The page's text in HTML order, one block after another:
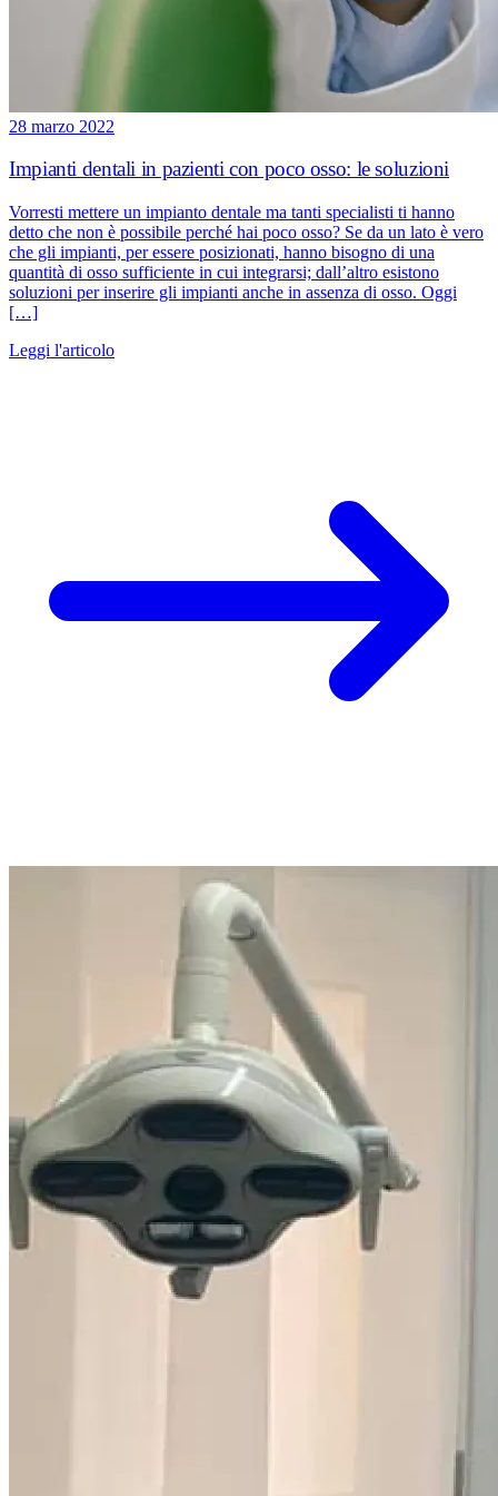
28 marzo 2022
Impianti dentali in pazienti con poco osso: le soluzioni
Vorresti mettere un impianto dentale ma tanti specialisti ti hanno
detto che non è possibile perché hai poco osso? Se da un lato è vero
che gli impianti, per essere posizionati, hanno bisogno di una
quantità di osso sufficiente in cui integrarsi; dall’altro esistono
soluzioni per inserire gli impianti anche in assenza di osso. Oggi
[…]
Leggi l'articolo